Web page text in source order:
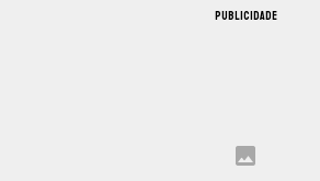
PUBLICIDADE